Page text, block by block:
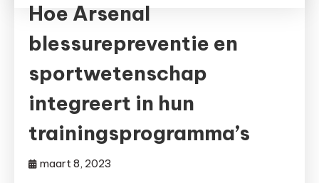
Hoe Arsenal
blessurepreventie en
sportwetenschap
integreert in hun
trainingsprogramma’s
maart 8, 2023